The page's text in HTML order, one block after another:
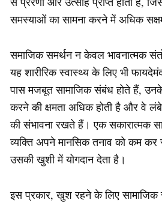
समस्याओं का सामना करने में अधिक
समाजिक समर्थन न केवल भावनात्मक
यह शारीरिक स्वास्थ्य के लिए भी
पास मजबूत सामाजिक संबंध होते हैं, उनके
करने की क्षमता अधिक होती है और वे
की संभावना रखते हैं। एक सकारात्मक
व्यक्ति अपने मानसिक तनाव को कम
उसकी खुशी में योगदान देता है।
इस प्रकार, खुश रहने के लिए सामाजिक